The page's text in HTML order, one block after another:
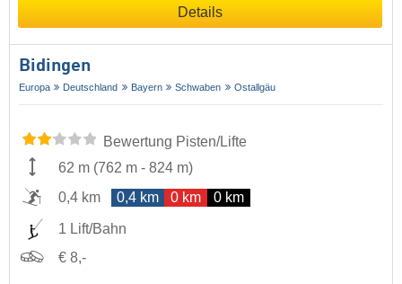
Details
Bidingen
Europa Deutschland Bayern Schwaben Ostallgäu
Bewertung Pisten/Lifte
62 m (762 m - 824 m)
0,4 km
0,4 km 0 km 0 km
1 Lift/Bahn
€ 8,-